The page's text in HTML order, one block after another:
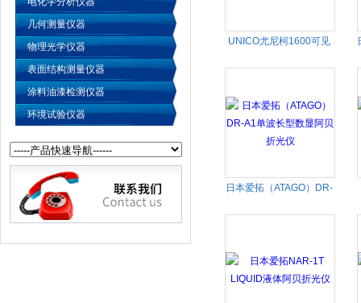
几何测量仪器
物理光学仪器
表面结构测量仪器
涂料油漆检测仪器
环境试验仪器
UNICO尤尼柯1600可见
日本爱拓（ATAGO）DR-